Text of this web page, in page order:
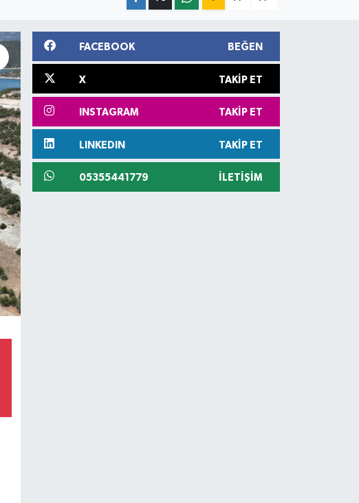
FACEBOOK BEĞEN
X TAKIP ET
INSTAGRAM TAKIP ET
LINKEDIN TAKIP ET
05355441779 İLETIŞIM